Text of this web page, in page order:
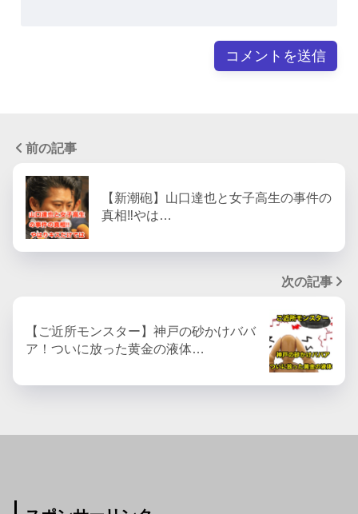
前の記事
【新潮砲】山口達也と女子高生の事件の
真相‼︎やは…
次の記事
【ご近所モンスター】神戸の砂かけババ
ア！ついに放った黄金の液体…